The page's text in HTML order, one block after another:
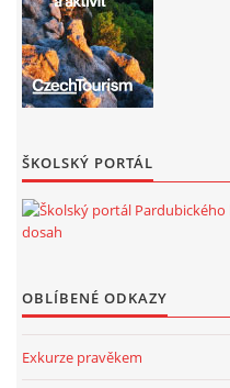
ŠKOLSKÝ PORTÁL
OBLÍBENÉ ODKAZY
Exkurze pravěkem